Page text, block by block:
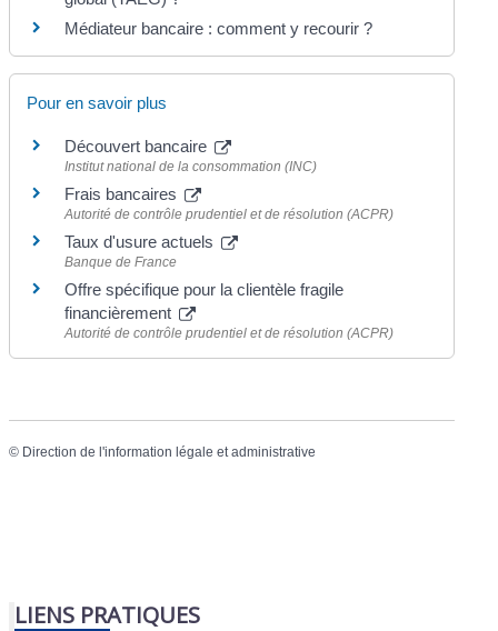
Médiateur bancaire : comment y recourir ?
Pour en savoir plus
Découvert bancaire
Institut national de la consommation (INC)
Frais bancaires
Autorité de contrôle prudentiel et de résolution (ACPR)
Taux d'usure actuels
Banque de France
Offre spécifique pour la clientèle fragile
financièrement
Autorité de contrôle prudentiel et de résolution (ACPR)
© Direction de l'information légale et administrative
LIENS PRATIQUES